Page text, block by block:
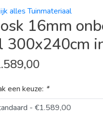
alles Tuinmateriaal
16mm
300x240cm
een keuze: *